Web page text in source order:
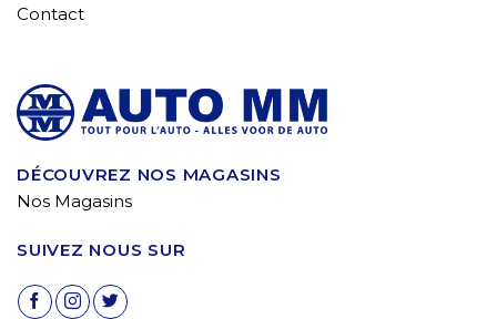
Contact
DÉCOUVREZ NOS MAGASINS
Nos Magasins
SUIVEZ NOUS SUR